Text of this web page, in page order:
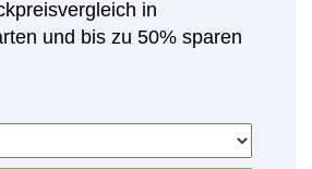
in
und bis zu 50% sparen